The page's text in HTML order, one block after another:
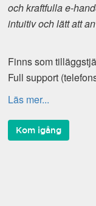
och kraftfulla e-
intuitiv och lätt att
Finns som
Full support
Läs mer...
Kom igång